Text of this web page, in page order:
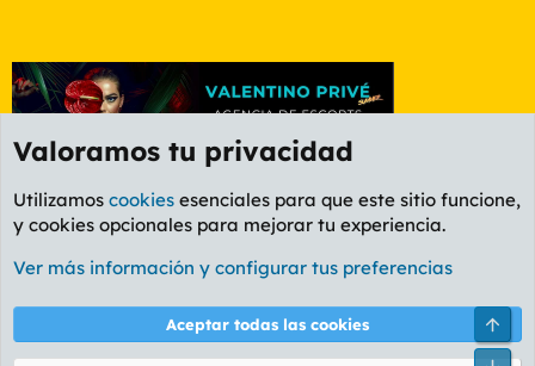
Foro General
Cookies
PL OLDSTYLE AMARILLO
Términos y reglas Política de privacidad Ayuda
Valoramos tu privacidad
Utilizamos cookies esenciales para que este sitio funcione,
y cookies opcionales para mejorar tu experiencia.
Ver más información y configurar tus preferencias
Aceptar todas las cookies